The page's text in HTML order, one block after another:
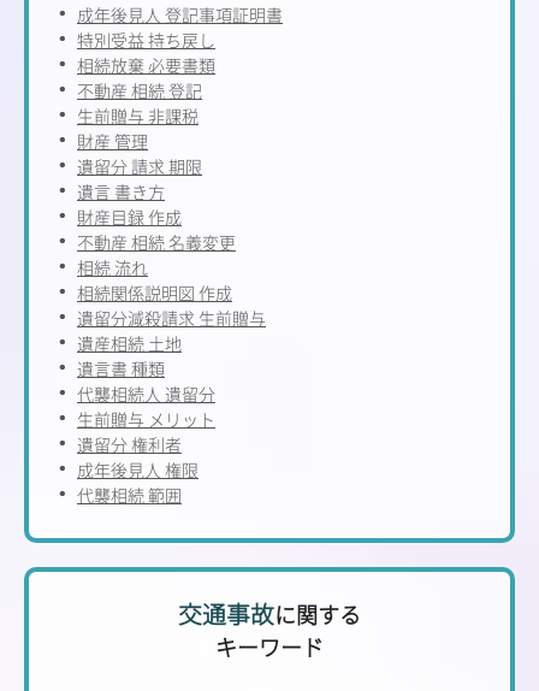
成年後見人 登記事項証明書
特別受益 持ち戻し
相続放棄 必要書類
不動産 相続 登記
生前贈与 非課税
財産 管理
遺留分 請求 期限
遺言 書き方
財産目録 作成
不動産 相続 名義変更
相続 流れ
相続関係説明図 作成
遺留分減殺請求 生前贈与
遺産相続 土地
遺言書 種類
代襲相続人 遺留分
生前贈与 メリット
遺留分 権利者
成年後見人 権限
代襲相続 範囲
交通事故に関する
キーワード